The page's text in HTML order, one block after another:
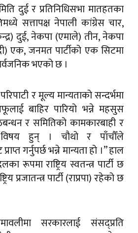
दुई र प्रतिनिधिसभा मातहतका
सत्तापक्ष नेपाली कांग्रेस चार,
दुई, नेकपा (एमाले) तीन, नेकपा
एक, जनमत पार्टीको एक सिटमा
भएको छ ।
र मूल्य मान्यताको सन्दर्भमा
बाहिर पारियो भन्ने महसुस
र समितिको कामकारबाही र
हुन् । चौथो र पाँचौँले
गर्नुपर्छ भन्ने मान्यता हो ।” हाल
रूपमा राष्ट्रिय स्वतन्त्र पार्टी छ
प्रजातन्त्र पार्टी (राप्रपा) रहेको छ
सरकारलाई संसद्प्रति